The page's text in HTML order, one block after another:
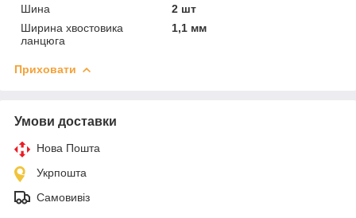
Шина
2 шт
Ширина хвостовика
ланцюга
1,1 мм
Приховати
Умови доставки
Нова Пошта
Укрпошта
Самовивіз